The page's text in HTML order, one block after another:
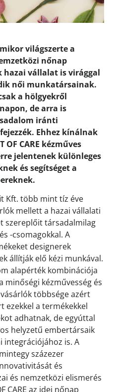
világszerte a
nőnap
vállalat is virággal
női munkatársainak.
a hölgyekről
de arra is
iránti
Ehhez kínálnak
OF CARE kézműves
jelentenek különleges
és segítséget a
Kft. több mint tíz éve
mellett a hazai vállalati
szereplőit társadalmilag
-csomagokkal. A
designerek
állítják elő kézi munkával.
alapérték kombinációja
minőségi kézművesség és
többsége azért
ezekkel a termékekkel
adhatnak, de egyúttal
helyzetű embertársaik
integrációjához is. A
százezer
és
és nemzetközi elismerés
CARE az idei nőnap